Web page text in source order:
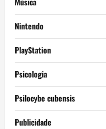
Nintendo
PlayStation
Psicologia
Psilocybe cubensis
Publicidade